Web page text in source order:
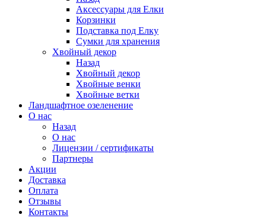
Аксессуары для Елки
Корзинки
Подставка под Елку
Сумки для хранения
Хвойный декор
Назад
Хвойный декор
Хвойные венки
Хвойные ветки
Ландшафтное озеленение
О нас
Назад
О нас
Лицензии / сертификаты
Партнеры
Акции
Доставка
Оплата
Отзывы
Контакты